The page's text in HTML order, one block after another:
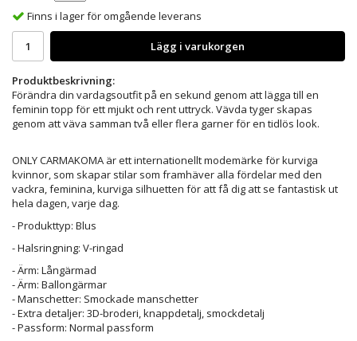
Finns i lager för omgående leverans
Lägg i varukorgen
Produktbeskrivning:
Förändra din vardagsoutfit på en sekund genom att lägga till en
feminin topp för ett mjukt och rent uttryck. Vävda tyger skapas
genom att väva samman två eller flera garner för en tidlös look.
ONLY CARMAKOMA är ett internationellt modemärke för kurviga
kvinnor, som skapar stilar som framhäver alla fördelar med den
vackra, feminina, kurviga silhuetten för att få dig att se fantastisk ut
hela dagen, varje dag.
- Produkttyp: Blus
- Halsringning: V-ringad
- Ärm: Långärmad
- Ärm: Ballongärmar
- Manschetter: Smockade manschetter
- Extra detaljer: 3D-broderi, knappdetalj, smockdetalj
- Passform: Normal passform